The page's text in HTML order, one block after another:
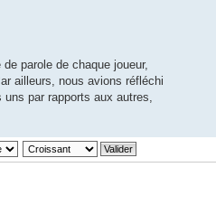
parole de chaque joueur,
ailleurs, nous avions réfléchi
par rapports aux autres,